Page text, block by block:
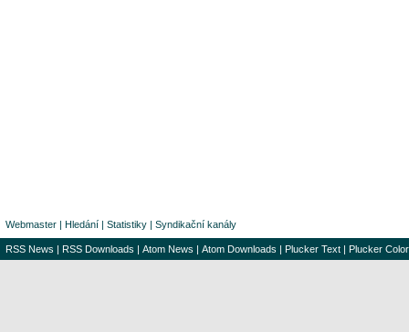
Webmaster | Hledání | Statistiky | Syndikační kanály
RSS News | RSS Downloads | Atom News | Atom Downloads | Plucker Text | Plucker Color